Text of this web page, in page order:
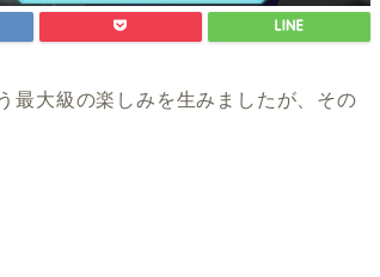
最大級の楽しみを生みましたが、その